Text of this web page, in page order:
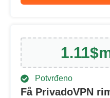
1.11$
Potvrđeno
Få PrivadoVPN